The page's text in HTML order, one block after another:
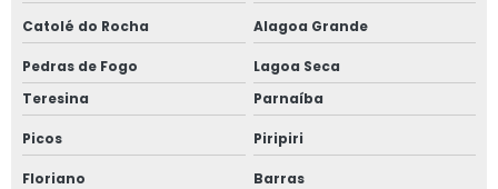
Catolé do Rocha Alagoa Grande
Pedras de Fogo
Lagoa Seca
Teresina
Parnaíba
Picos Piripiri
Floriano Barras